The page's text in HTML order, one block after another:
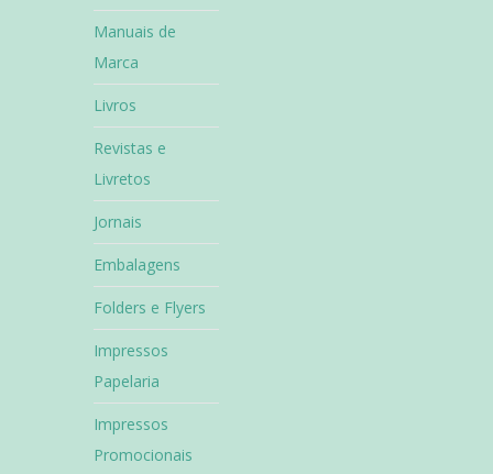
Manuais de
Marca
Livros
Revistas e
Livretos
Jornais
Embalagens
Folders e Flyers
Impressos
Papelaria
Impressos
Promocionais